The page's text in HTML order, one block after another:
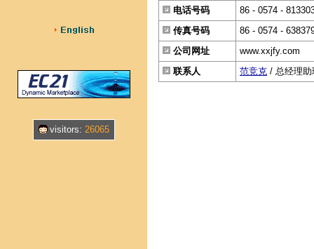
visitors: 26065
电话号码
86 - 0574 -
传真号码
86 - 0574 -
公司网址
www.xxjfy.com
联系人
范竞克 / 总经理助